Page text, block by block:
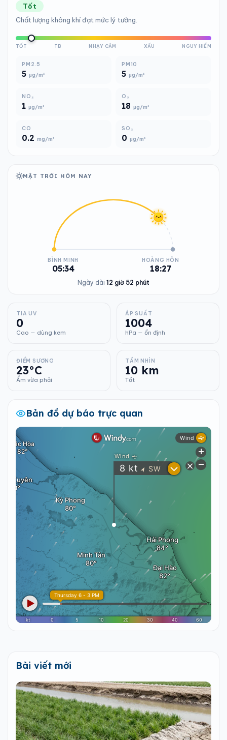
Tốt
Chất lượng không khí đạt mức lý tưởng.
TỐT TB NHẠY CẢM XẤU NGUY HIỂM
PM2.5
5 µg/m³
PM10
5 µg/m³
NO₂
1 µg/m³
O₃
18 µg/m³
CO
0.2 mg/m³
SO₂
0 µg/m³
MẶT TRỜI HÔM NAY
BÌNH MINH
05:34
HOÀNG HÔN
18:27
Ngày dài 12 giờ 52 phút
TIA UV
0
Cao — dùng kem
ÁP SUẤT
1004
hPa — ổn định
ĐIỂM SƯƠNG
23°C
Ẩm vừa phải
TẦM NHÌN
10 km
Tốt
Bản đồ dự báo trực quan
Bài viết mới